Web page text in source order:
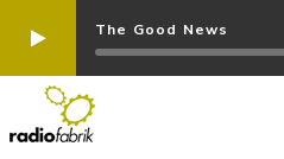
The Good News